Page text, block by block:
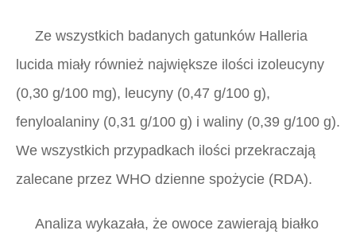
Ze wszystkich badanych gatunków Halleria
lucida miały również największe ilości izoleucyny
(0,30 g/100 mg), leucyny (0,47 g/100 g),
fenyloalaniny (0,31 g/100 g) i waliny (0,39 g/100 g).
We wszystkich przypadkach ilości przekraczają
zalecane przez WHO dzienne spożycie (RDA).
Analiza wykazała, że ​​owoce zawierają białko